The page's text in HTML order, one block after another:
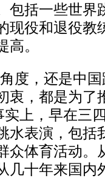
包括一些世界
现役和退役教
。
，还是中国
衷，都是为了
实上，早在三
水表演，包括
众体育活动。
几十年来国内